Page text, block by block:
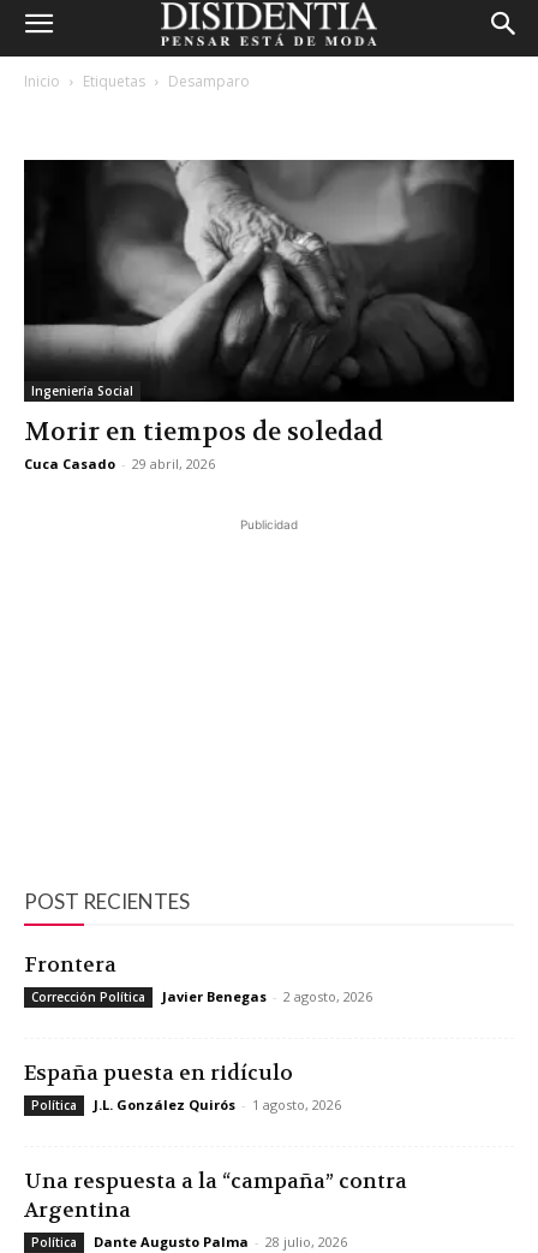
Inicio Etiquetas Desamparo
Ingeniería Social
Morir en tiempos de soledad
Cuca Casado - 29 abril, 2026
Publicidad
POST RECIENTES
Frontera
Corrección Política Javier Benegas - 2 agosto, 2026
España puesta en ridículo
Política J.L. González Quirós - 1 agosto, 2026
Una respuesta a la “campaña” contra
Argentina
Política Dante Augusto Palma - 28 julio, 2026